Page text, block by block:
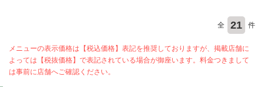
全 21 件
メニューの表示価格は【税込価格】表記を推奨しておりますが、掲載店舗に
よっては【税抜価格】で表記されている場合が御座います。料金つきまして
は事前に店舗へご確認ください。